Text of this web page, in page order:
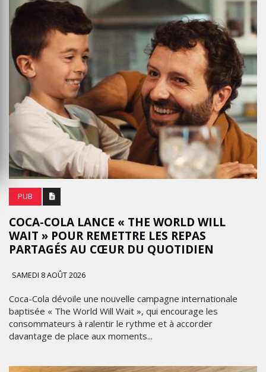
PUB
COCA-COLA LANCE « THE WORLD WILL
WAIT » POUR REMETTRE LES REPAS
PARTAGÉS AU CŒUR DU QUOTIDIEN
SAMEDI 8 AOÛT 2026
Coca-Cola dévoile une nouvelle campagne internationale
baptisée « The World Will Wait », qui encourage les
consommateurs à ralentir le rythme et à accorder
davantage de place aux moments...